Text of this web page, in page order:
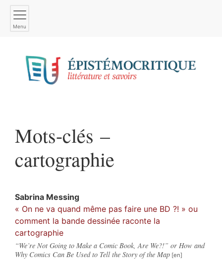
Menu
Mots-clés –
cartographie
Sabrina Messing
« On ne va quand même pas faire une BD ?! » ou
comment la bande dessinée raconte la
cartographie
“We’re Not Going to Make a Comic Book, Are We?!” or How and
Why Comics Can Be Used to Tell the Story of the Map